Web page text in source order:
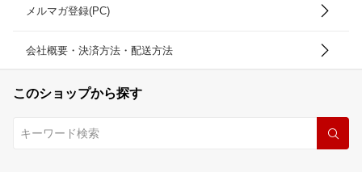
メルマガ登録(PC)
会社概要・決済方法・配送方法
このショップから探す